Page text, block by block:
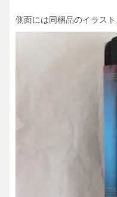
側面には同梱品のイラスト